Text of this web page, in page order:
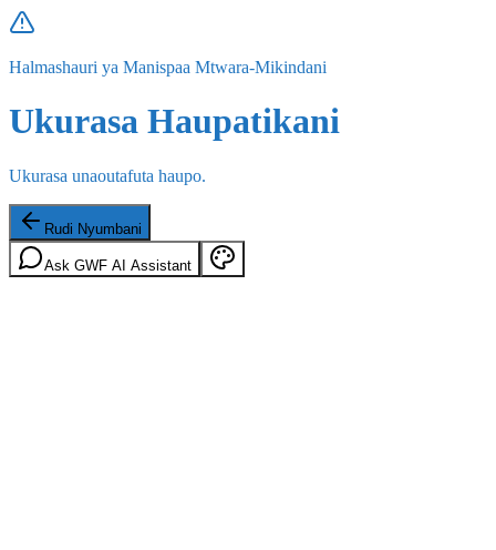
Halmashauri ya Manispaa Mtwara-Mikindani
Ukurasa Haupatikani
Ukurasa unaoutafuta haupo.
Rudi Nyumbani
Ask GWF AI Assistant